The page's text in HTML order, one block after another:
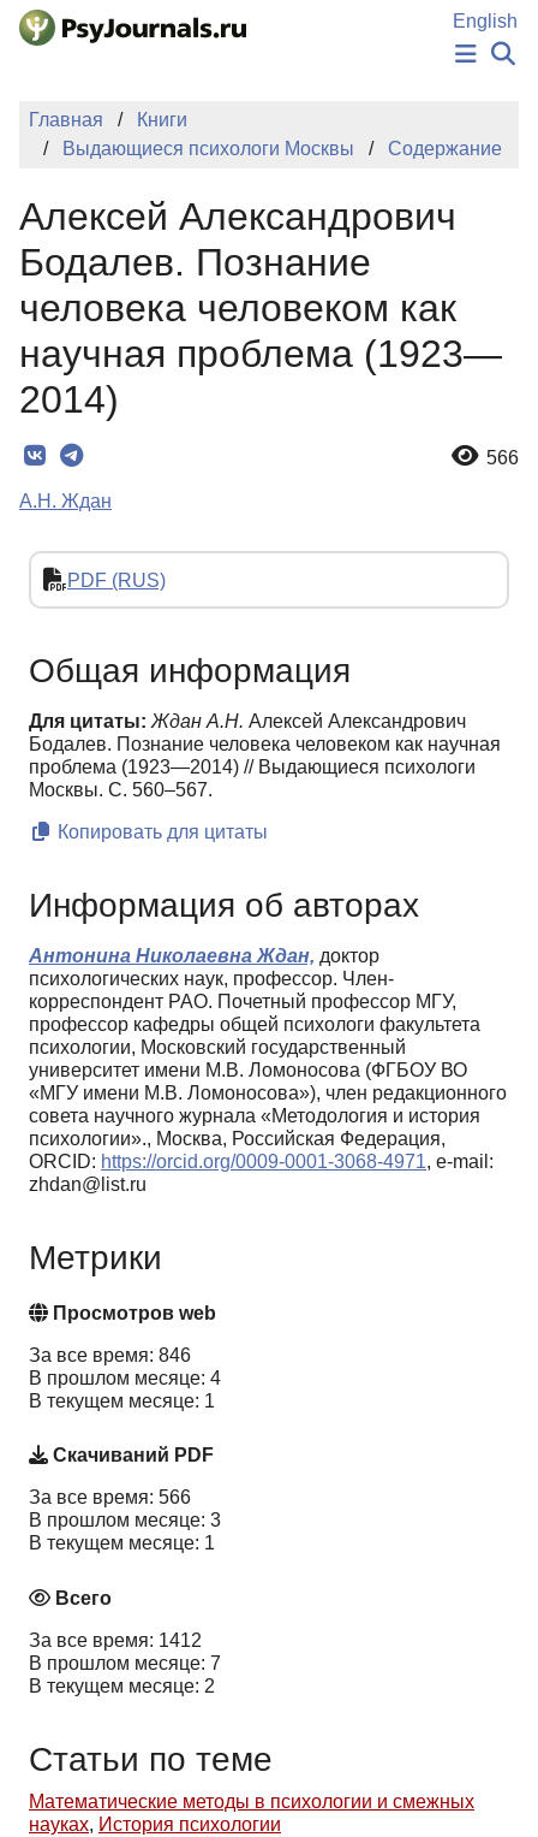
Перейти к основному содержанию
English
ИЗДАНИЯ
БАЗА ЗНАНИЙ
КЛЮЧЕВЫЕ СЛОВА
Регистрация
Главная
Книги
Выдающиеся психологи Москвы
Содержание
Алексей Александрович
Бодалев. Познание
человека человеком как
научная проблема (1923—
2014)
566
А.Н. Ждан
PDF (RUS)
Общая информация
Для цитаты: Ждан А.Н. Алексей Александрович
Бодалев. Познание человека человеком как научная
проблема (1923—2014) // Выдающиеся психологи
Москвы. С. 560–567.
Копировать для цитаты
Информация об авторах
Антонина Николаевна Ждан, доктор
психологических наук, профессор. Член-
корреспондент РАО. Почетный профессор МГУ,
профессор кафедры общей психологи факультета
психологии, Московский государственный
университет имени М.В. Ломоносова (ФГБОУ ВО
«МГУ имени М.В. Ломоносова»), член редакционного
совета научного журнала «Методология и история
психологии»., Москва, Российская Федерация,
ORCID: https://orcid.org/0009-0001-3068-4971, e-mail:
zhdan@list.ru
Метрики
Просмотров web
За все время: 846
В прошлом месяце: 4
В текущем месяце: 1
Скачиваний PDF
За все время: 566
В прошлом месяце: 3
В текущем месяце: 1
Всего
За все время: 1412
В прошлом месяце: 7
В текущем месяце: 2
Статьи по теме
Математические методы в психологии и смежных
науках, История психологии